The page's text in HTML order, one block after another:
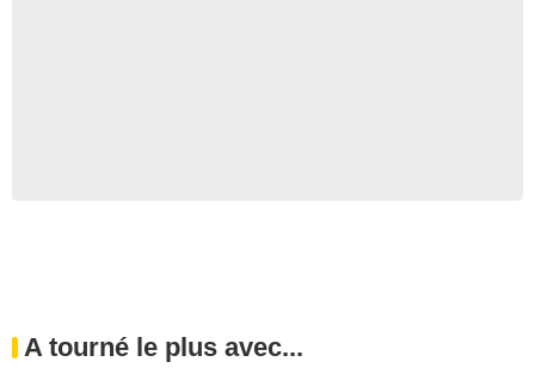
A tourné le plus avec...